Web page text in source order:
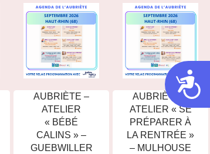
AUBRIÈTE –
ATELIER
« BÉBÉ
CALINS » –
GUEBWILLER
AUBRIÈTE –
ATELIER « SE
PRÉPARER À
LA RENTRÉE »
– MULHOUSE